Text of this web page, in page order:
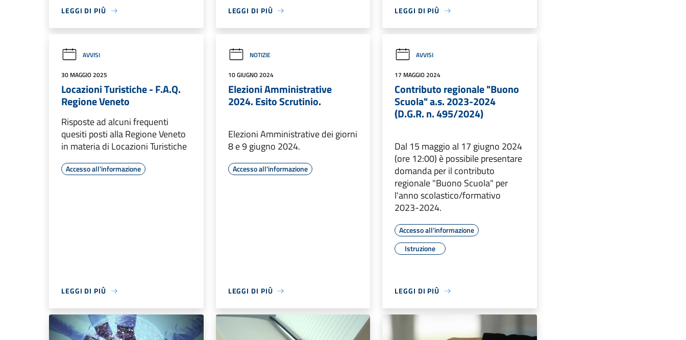
LEGGI DI PIÙ LEGGI DI PIÙ LEGGI DI PIÙ
AVVISI
30 MAGGIO 2025
Locazioni Turistiche - F.A.Q.
Regione Veneto
Risposte ad alcuni frequenti
quesiti posti alla Regione Veneto
in materia di Locazioni Turistiche
Accesso all'informazione
LEGGI DI PIÙ
NOTIZIE
10 GIUGNO 2024
Elezioni Amministrative
2024. Esito Scrutinio.
Elezioni Amministrative dei giorni
8 e 9 giugno 2024.
Accesso all'informazione
LEGGI DI PIÙ
AVVISI
17 MAGGIO 2024
Contributo regionale "Buono
Scuola" a.s. 2023-2024
(D.G.R. n. 495/2024)
Dal 15 maggio al 17 giugno 2024
(ore 12:00) è possibile presentare
domanda per il contributo
regionale "Buono Scuola" per
l'anno scolastico/formativo
2023-2024.
Accesso all'informazione
Istruzione
LEGGI DI PIÙ